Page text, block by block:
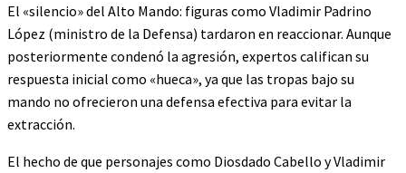
El «silencio» del Alto Mando: figuras como Vladimir Padrino
López (ministro de la Defensa) tardaron en reaccionar. Aunque
posteriormente condenó la agresión, expertos califican su
respuesta inicial como «hueca», ya que las tropas bajo su
mando no ofrecieron una defensa efectiva para evitar la
extracción.
El hecho de que personajes como Diosdado Cabello y Vladimir